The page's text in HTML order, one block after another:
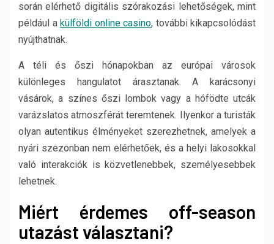
során elérhető digitális szórakozási lehetőségek, mint
például a külföldi online casino, további kikapcsolódást
nyújthatnak.
A téli és őszi hónapokban az európai városok
különleges hangulatot árasztanak. A karácsonyi
vásárok, a színes őszi lombok vagy a hófödte utcák
varázslatos atmoszférát teremtenek. Ilyenkor a turisták
olyan autentikus élményeket szerezhetnek, amelyek a
nyári szezonban nem elérhetőek, és a helyi lakosokkal
való interakciók is közvetlenebbek, személyesebbek
lehetnek.
Miért érdemes off-season
utazást választani?